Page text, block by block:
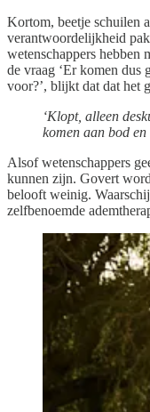
Kortom, beetje schuilen
verantwoordelijkheid
wetenschappers hebben
de vraag ‘Er komen dus
voor?’, blijkt dat dat het
‘Klopt, alleen
komen aan bod en
Alsof wetenschappers
kunnen zijn. Govert
belooft weinig.
zelfbenoemde